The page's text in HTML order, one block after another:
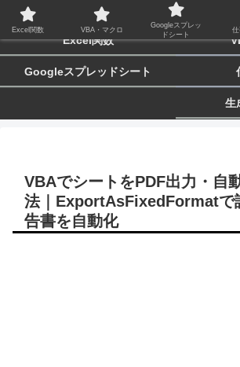
biz-tactics
Excel関数
Googleスプレッドシート
生
VBAでシートをPDF出力・自
法｜ExportAsFixedFormatで
告書を自動化
Excel関数 VBA・マクロ
Googleスプレッ
ドシート